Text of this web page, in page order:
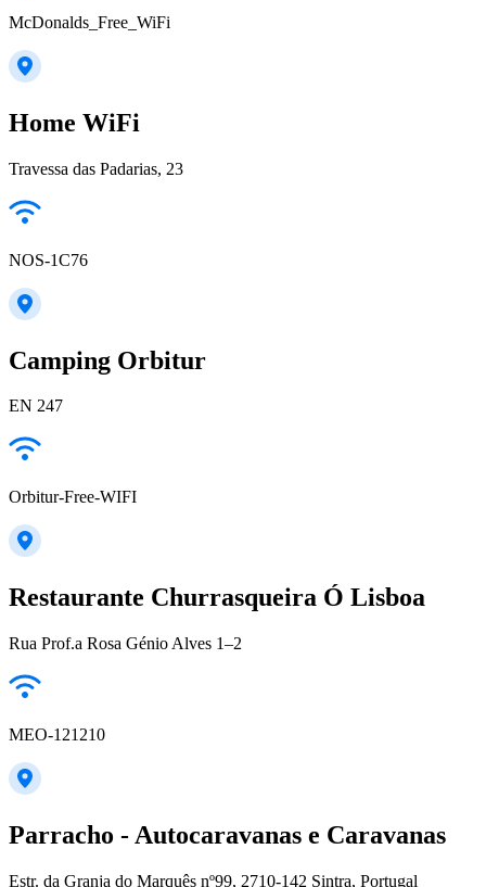
McDonalds_Free_WiFi
Home WiFi
Travessa das Padarias, 23
NOS-1C76
Camping Orbitur
EN 247
Orbitur-Free-WIFI
Restaurante Churrasqueira Ó Lisboa
Rua Prof.a Rosa Génio Alves 1–2
MEO-121210
Parracho - Autocaravanas e Caravanas
Estr. da Granja do Marquês nº99, 2710-142 Sintra, Portugal